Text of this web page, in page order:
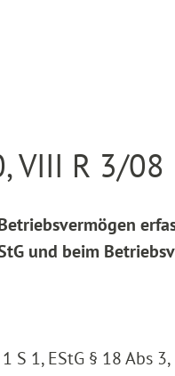
VIII R 3/08
und beim
S 1, EStG § 18 Abs